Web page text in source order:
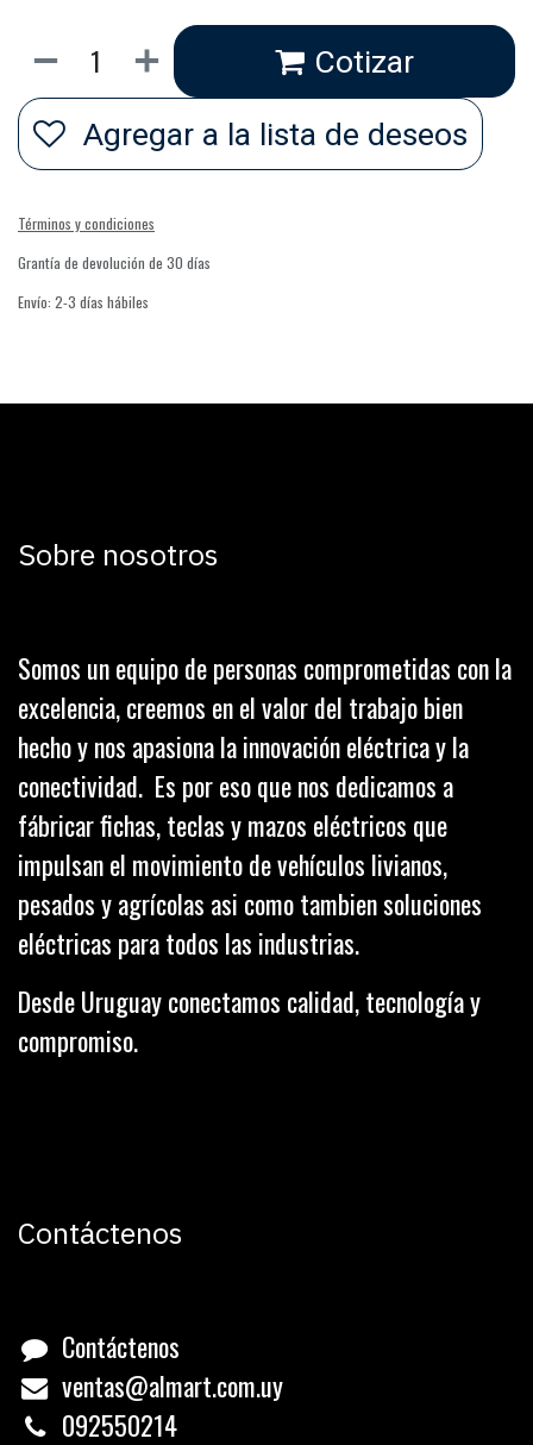
Cotizar
Agregar a la lista de deseos
Términos y condiciones
Grantía de devolución de 30 días
Envío: 2-3 días hábiles
Sobre nosotros
Somos un equipo de personas comprometidas con la
excelencia, creemos en el valor del trabajo bien
hecho y nos apasiona la innovación eléctrica y la
conectividad. Es por eso que nos dedicamos a
fábricar fichas, teclas y mazos eléctricos que
impulsan el movimiento de vehículos livianos,
pesados y agrícolas asi como tambien soluciones
eléctricas para todos las industrias.
Desde Uruguay conectamos calidad, tecnología y
compromiso.
Contáctenos
Contáctenos
ventas@almart.com.uy
092550214